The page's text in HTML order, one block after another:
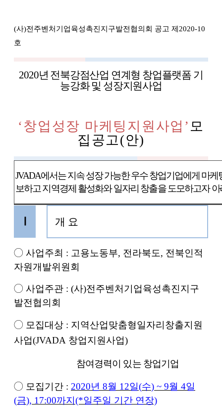
(사)전주벤처기업육성촉진지구발전협의회 공고 제 2020-10
호
2020년 전북강점산업 연계형 창업플랫폼 기
능강화 및 성장지원사업
‘ 창업성장 마케팅지원사업 ’ 모
집공고(안)
JVADA에서는 지속 성장 가능한 우수 창업기업에게 마
보하고 지역경제 활성화와 일자리 창출을 도모하고자
개 요
◯ 사업주최 : 고용노동부, 전라북도, 전북인적
자원개발위원회
◯ 사업주관 : (사)전주벤처기업육성촉진지구
발전협의회
◯ 모집대상 : 지역산업맞춤형일자리창출지원
사업(JVADA 창업지원사업)
참여경력이 있는 창업기업
◯ 모집기간 : 2020년 8월 12일(수) ~ 9월 4일
(금), 17:00까지(*일주일 기간 연장)